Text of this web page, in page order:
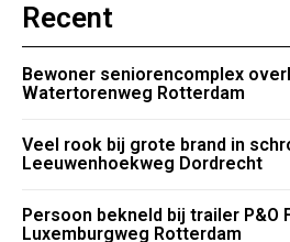
Recent
Bewoner seniorencomplex
Watertorenweg Rotterdam
Veel rook bij grote brand in
Leeuwenhoekweg Dordrecht
Persoon bekneld bij trailer P&O
Luxemburgweg Rotterdam